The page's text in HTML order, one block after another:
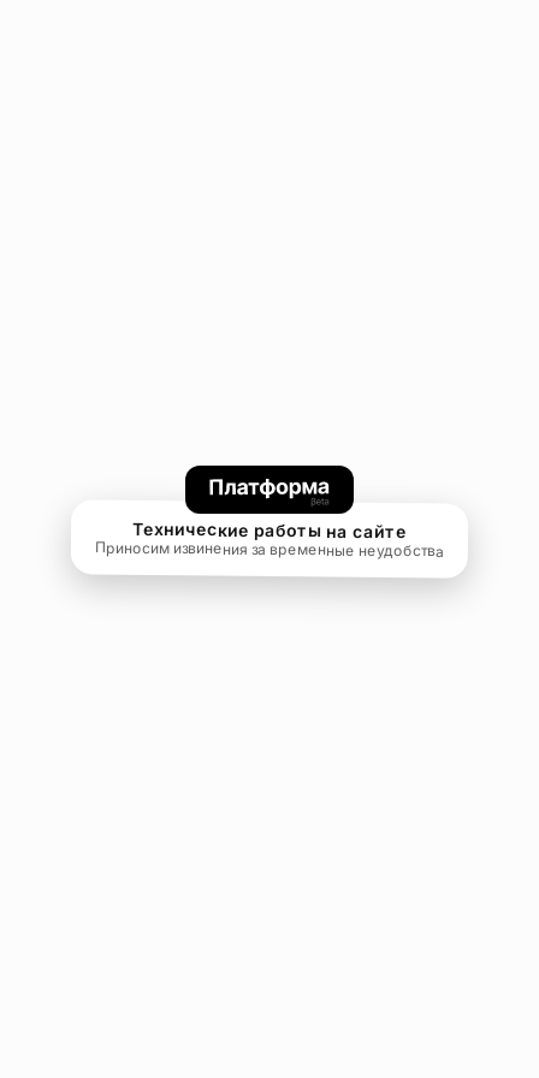
Технические работы на сайте
Приносим извинения за временные неудобства